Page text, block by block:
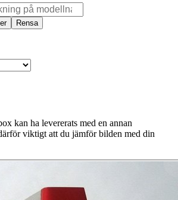
Rensa
kan ha levererats med en annan
viktigt att du jämför bilden med din